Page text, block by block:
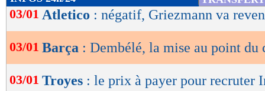
de
OK
03/01 Atletico : négatif, Griezmann va
03/01 Barça : Dembélé, la mise au point du
03/01 Troyes : le prix à payer pour recruter